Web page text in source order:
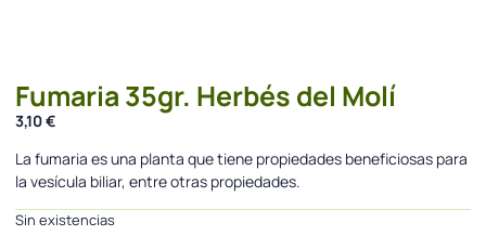
Fumaria 35gr. Herbés del Molí
3,10€
La fumaria es una planta que tiene propiedades beneficiosas para
la vesícula biliar, entre otras propiedades.
Sin existencias